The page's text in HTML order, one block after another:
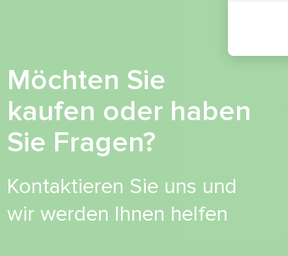
Möchten Sie
kaufen oder haben
Sie Fragen?
Kontaktieren Sie uns und
wir werden Ihnen helfen